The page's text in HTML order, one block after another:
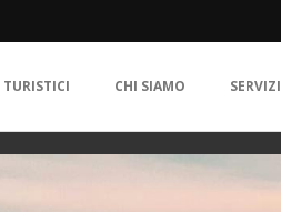
CHI SIAMO SERVIZI